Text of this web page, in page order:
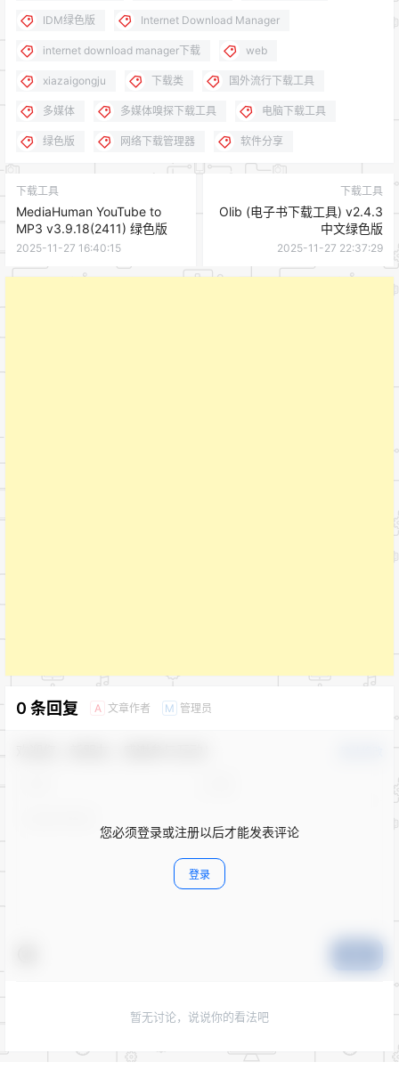
IDM绿色版 Internet Download Manager
internet download manager下载 web
xiazaigongju 下载类 国外流行下载工具
多媒体 多媒体嗅探下载工具 电脑下载工具
绿色版 网络下载管理器 软件分享
下载工具
MediaHuman YouTube to
MP3 v3.9.18(2411) 绿色版
2025-11-27 16:40:15
下载工具
Olib (电子书下载工具) v2.4.3
中文绿色版
2025-11-27 22:37:29
0 条回复 A 文章作者 M 管理员
您必须登录或注册以后才能发表评论
登录
暂无讨论，说说你的看法吧